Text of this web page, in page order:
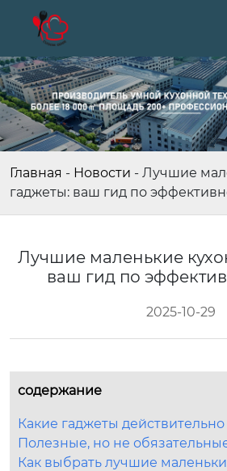
Главная - Новости - Лучшие
гаджеты: ваш гид по
Лучшие маленькие
ваш гид по
2025-10-29
содержание
Какие гаджеты
Полезные, но не
Как выбрать лучшие